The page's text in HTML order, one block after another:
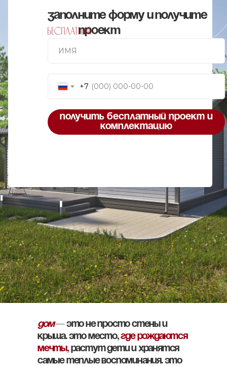
заполните форму и получите
проект
бесплатный
+7
получить бесплатный проект и
комплектацию
Дом— это не просто стены и
крыша. Это место,где рождаются
мечты, растут дети и хранятся
самые теплые воспоминания. Это